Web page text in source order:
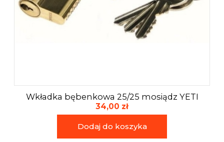
Wkładka bębenkowa 25/25 mosiądz YETI
34,00 zł
Dodaj do koszyka